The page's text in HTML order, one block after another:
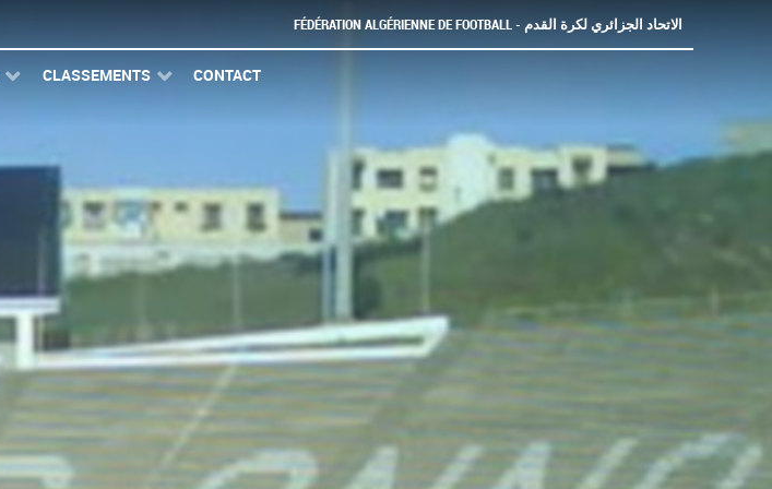
FÉDÉRATION ALGÉRIENNE DE FOOTBALL - الاتحاد الجزائري لكرة القدم
CLASSEMENTS CONTACT